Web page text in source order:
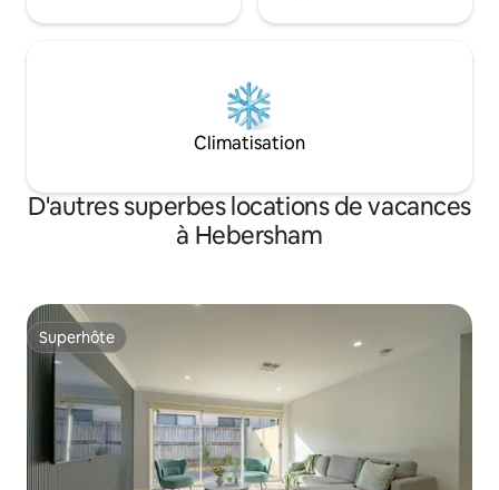
Climatisation
D'autres superbes locations de vacances
à Hebersham
Superhôte
Superhôte